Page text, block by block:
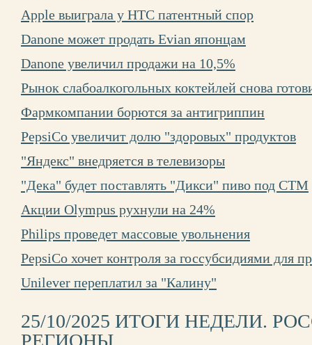
Apple выиграла у HTC патентный спор
Danone может продать Evian японцам
Danone увеличил продажи на 10,5%
Рынок слабоалкогольных коктейлей снова
Фармкомпании борются за антигриппин
PepsiCo увеличит долю "здоровых" продуктов
"Яндекс" внедряется в телевизоры
"Дека" будет поставлять "Дикси" пиво под СТМ
Акции Olympus рухнули на 24%
Philips проведет массовые увольнения
PepsiCo хочет контроля за госсубсидиями для
Unilever переплатил за "Калину"
25/10/2025 ИТОГИ НЕДЕЛИ.
РЕГИОНЫ